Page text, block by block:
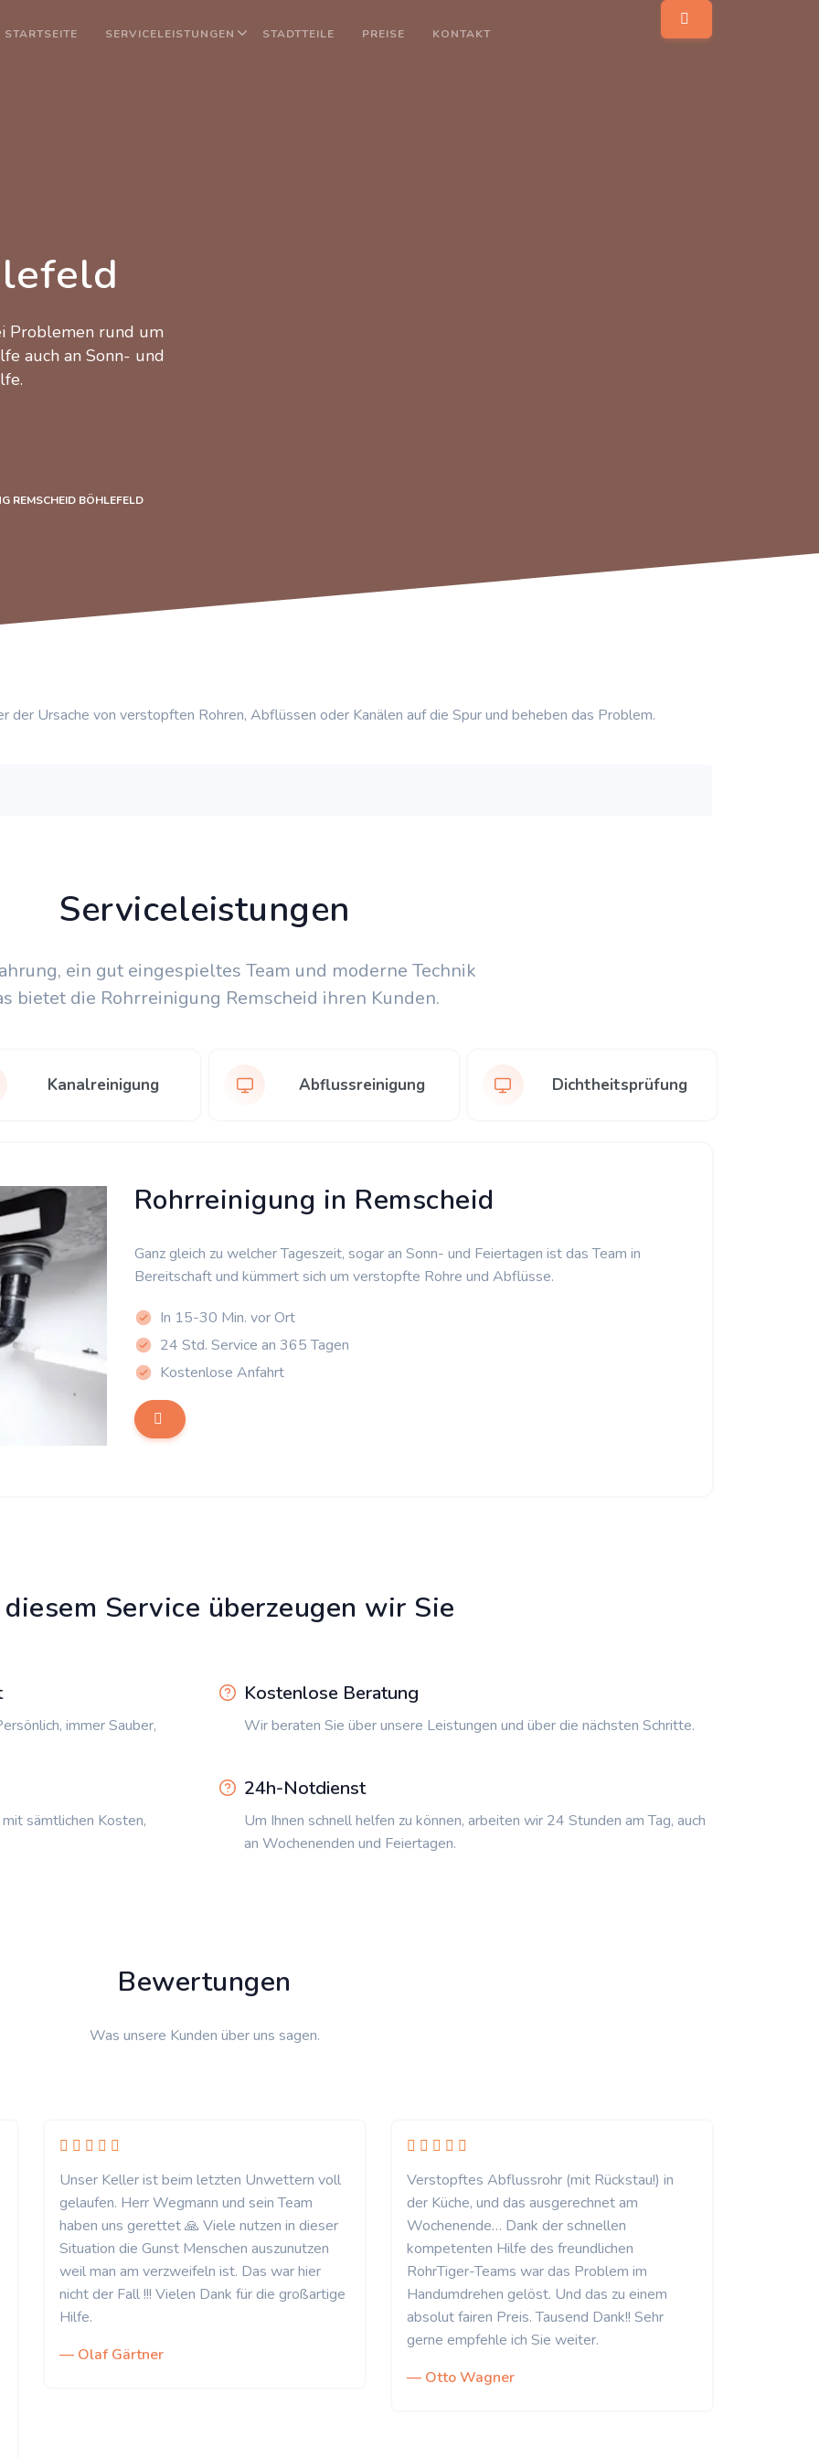
STARTSEITE SERVICELEISTUNGEN STADTTEILE PREISE KONTAKT
Problemen rund um
auch an Sonn- und
REMSCHEID BÖHLEFELD
Ursache von verstopften Rohren, Abflüssen oder Kanälen auf die Spur und beheben das Problem.
Serviceleistungen
ein gut eingespieltes Team und moderne Technik
bietet die Rohrreinigung Remscheid ihren Kunden.
Kanalreinigung Abflussreinigung Dichtheitsprüfung
Rohrreinigung in Remscheid
Ganz gleich zu welcher Tageszeit, sogar an Sonn- und Feiertagen ist das Team in
Bereitschaft und kümmert sich um verstopfte Rohre und Abflüsse.
In 15-30 Min. vor Ort
24 Std. Service an 365 Tagen
Kostenlose Anfahrt
Service überzeugen wir Sie
immer Sauber,
Kostenlose Beratung
Wir beraten Sie über unsere Leistungen und über die nächsten Schritte.
sämtlichen Kosten,
24h-Notdienst
Um Ihnen schnell helfen zu können, arbeiten wir 24 Stunden am Tag, auch
an Wochenenden und Feiertagen.
Bewertungen
Was unsere Kunden über uns sagen.
Unser Keller ist beim letzten Unwettern voll
gelaufen. Herr Wegmann und sein Team
haben uns gerettet 🙏 Viele nutzen in dieser
Situation die Gunst Menschen auszunutzen
weil man am verzweifeln ist. Das war hier
nicht der Fall !!! Vielen Dank für die großartige
Hilfe.
— Olaf Gärtner
Verstopftes Abflussrohr (mit Rückstau!) in
der Küche, und das ausgerechnet am
Wochenende… Dank der schnellen
kompetenten Hilfe des freundlichen
RohrTiger-Teams war das Problem im
Handumdrehen gelöst. Und das zu einem
absolut fairen Preis. Tausend Dank!! Sehr
gerne empfehle ich Sie weiter.
— Otto Wagner